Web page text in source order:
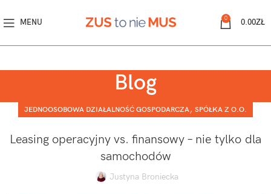
MENU 0 0.00ZŁ
Blog
JEDNOOSOBOWA DZIAŁALNOŚĆ GOSPODARCZA, SPÓŁKA Z O.O.
Leasing operacyjny vs. finansowy – nie tylko dla
samochodów
Justyna Broniecka